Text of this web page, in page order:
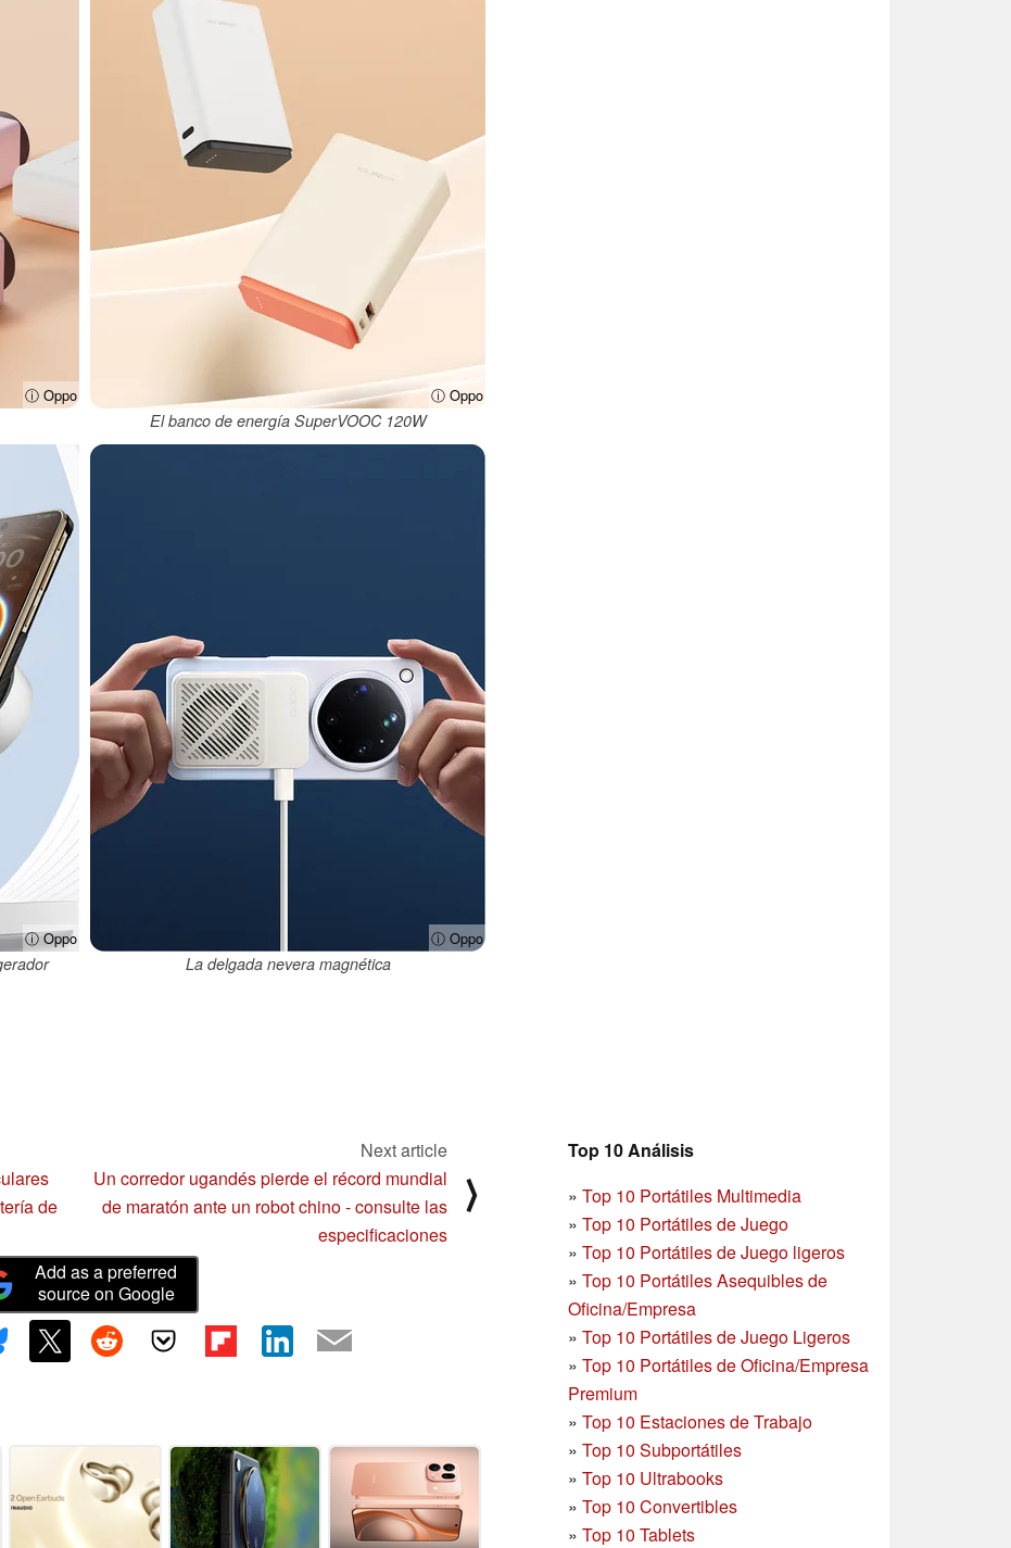
ⓘ Oppo ⓘ Oppo
El banco de energía SuperVOOC 120W
ⓘ Oppo ⓘ Oppo
La delgada nevera magnética
Top 10 Análisis
» Top 10 Portátiles Multimedia
» Top 10 Portátiles de Juego
» Top 10 Portátiles de Juego ligeros
» Top 10 Portátiles Asequibles de
Oficina/Empresa
» Top 10 Portátiles de Juego Ligeros
» Top 10 Portátiles de Oficina/Empresa
Premium
» Top 10 Estaciones de Trabajo
» Top 10 Subportátiles
» Top 10 Ultrabooks
» Top 10 Convertibles
» Top 10 Tablets
de
Next article
Un corredor ugandés pierde el récord mundial
de maratón ante un robot chino - consulte las
especificaciones
⟩
Add as a preferred
source on Google